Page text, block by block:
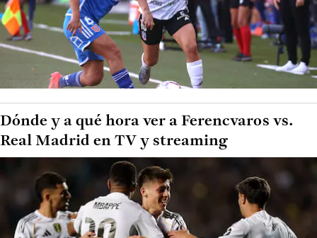
Dónde y a qué hora ver a Ferencvaros vs.
Real Madrid en TV y streaming